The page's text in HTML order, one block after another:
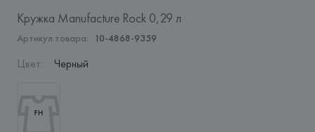
Кружка Manufacture Rock 0,29 л
Артикул товара: 10-4868-9359
Цвет: Черный